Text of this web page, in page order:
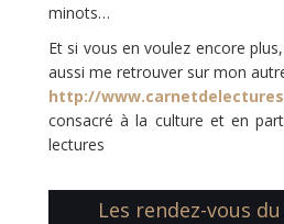
minots…
Et si vous en voulez encore
aussi me retrouver sur mon
http://
consacré à la culture et en
lectures
Les rendez-vous